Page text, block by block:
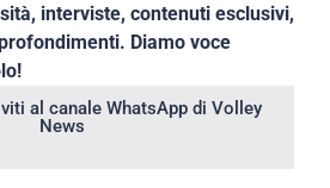
interviste, contenuti esclusivi,
Diamo voce
al canale WhatsApp di Volley
News